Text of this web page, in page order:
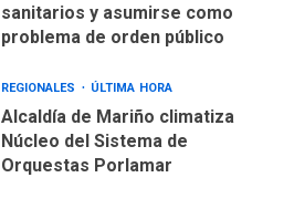
sanitarios y asumirse como
problema de orden público
REGIONALES ÚLTIMA HORA
Alcaldía de Mariño climatiza
Núcleo del Sistema de
Orquestas Porlamar